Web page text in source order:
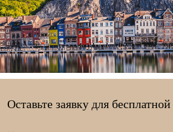
Оставьте заявку для